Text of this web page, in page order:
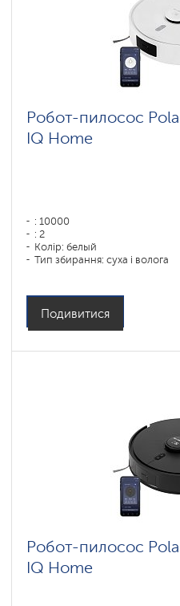
Робот-пилосос
IQ Home
: 10000
: 2
Колір: белый
Тип збирання: суха і волога
Подивитися
Робот-пилосос
IQ Home